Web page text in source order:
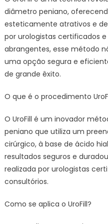
diâmetro peniano,
esteticamente atrativos e
por urologistas certificados
abrangentes, esse método
uma opção segura e
de grande êxito.
O que é o procedimento
O UroFill é um inovador
peniano que utiliza um
cirúrgico, à base de ácido
resultados seguros e
realizada por urologistas
consultórios.
Como se aplica o UroFill?